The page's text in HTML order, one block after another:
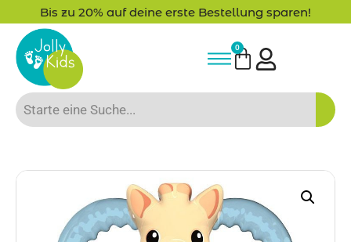
Bis zu 20% auf deine erste Bestellung sparen!
0